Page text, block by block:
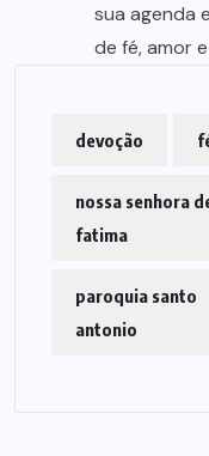
sua agenda
de fé, amor
devoção
nossa senhora
fatima
paroquia santo
antonio